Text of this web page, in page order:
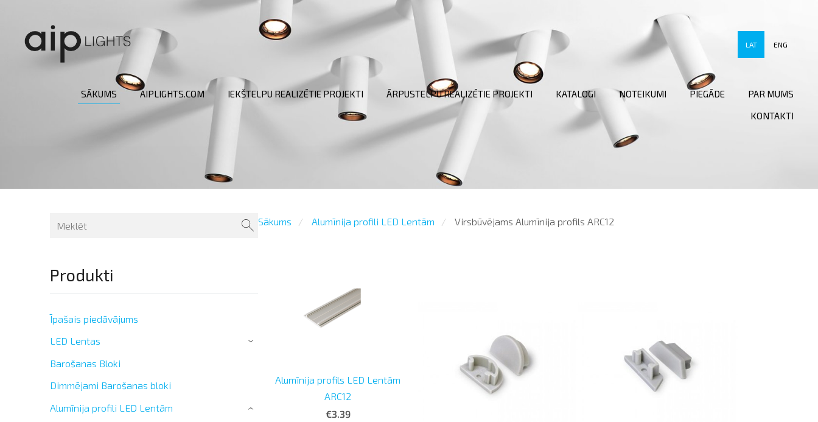
SĀKUMS AIPLIGHTS.COM IEKŠTELPU REALIZĒTIE PROJEKTI ĀRPUSTELPU REALIZĒTIE PROJEKTI KATALOGI NOTEIKUMI PIEGĀDE
PAR MUMS
KONTAKTI
LAT ENG
Produkti
Īpašais piedāvājums
LED Lentas
›
Barošanas Bloki
Dimmējami Barošanas bloki
Alumīnija profili LED Lentām
›
Sākums Alumīnija profili LED Lentām Virsbūvējams Alumīnija profils ARC12
Alumīnija profils LED Lentām
ARC12
€3.39